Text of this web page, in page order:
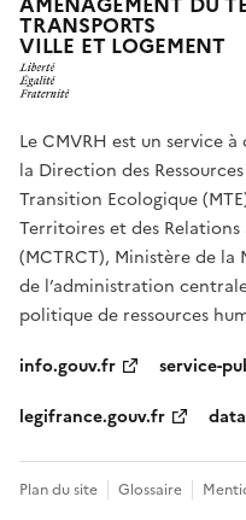
TRANSPORTS
VILLE ET LOGEMENT
Le CMVRH est un service
la Direction des
Transition Ecologique
Territoires et des
(MCTRCT), Ministère de la
de l’administration
politique de ressources
info.gouv.fr
service-
legifrance.gouv.fr
Plan du site Glossaire